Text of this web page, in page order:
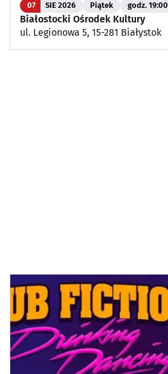
07 SIE 2026 Piątek godz. 19:00
Białostocki Ośrodek Kultury
ul. Legionowa 5, 15-281 Białystok